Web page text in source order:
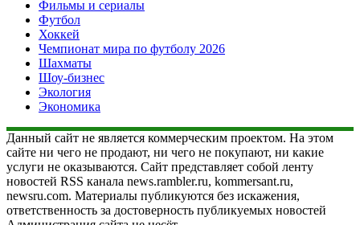
Фильмы и сериалы
Футбол
Хоккей
Чемпионат мира по футболу 2026
Шахматы
Шоу-бизнес
Экология
Экономика
Данный сайт не является коммерческим проектом. На этом
сайте ни чего не продают, ни чего не покупают, ни какие
услуги не оказываются. Сайт представляет собой ленту
новостей RSS канала news.rambler.ru, kommersant.ru,
newsru.com. Материалы публикуются без искажения,
ответственность за достоверность публикуемых новостей